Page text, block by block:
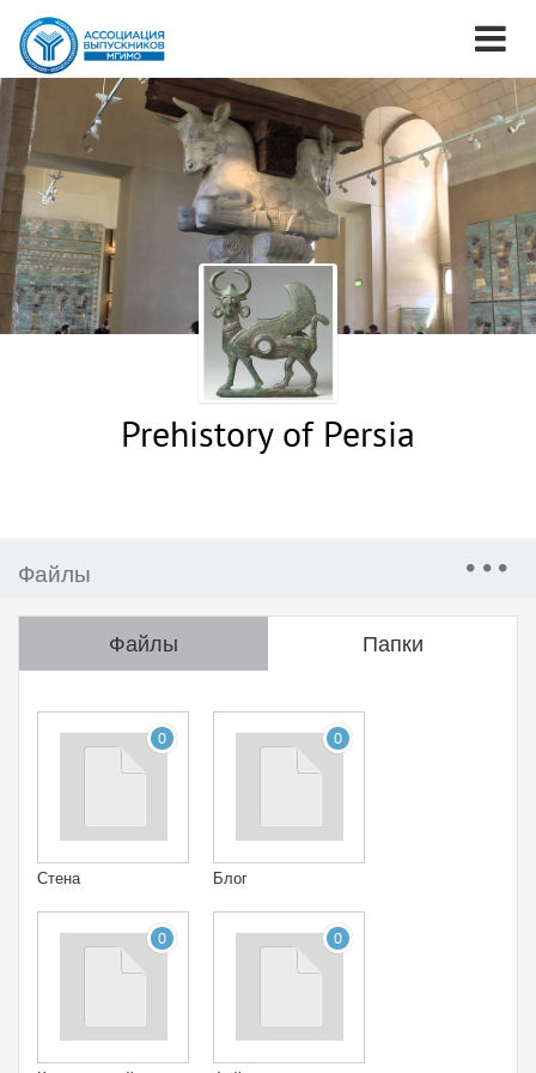
Prehistory of Persia
Файлы
Файлы Папки
0
Стена
0
Блог
0 0